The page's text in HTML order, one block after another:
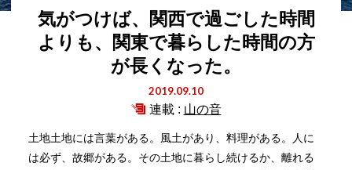
気がつけば、関西で過ごした時間
よりも、関東で暮らした時間の方
が長くなった。
2019.09.10
連載 : 山の音
土地土地には言葉がある。風土があり、料理がある。人に
は必ず、故郷がある。その土地に暮らし続けるか、離れる